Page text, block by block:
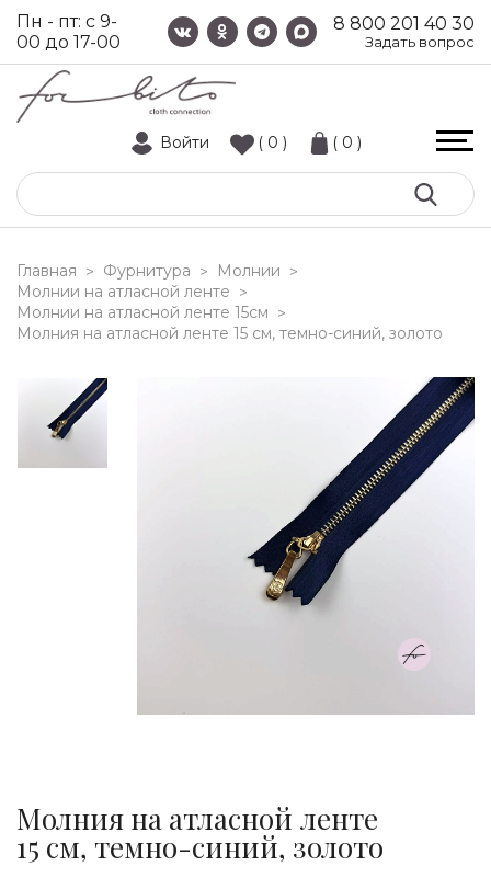
8 800 201 40 30
Задать вопрос
Пн - пт: с 9-
00 до 17-00
Войти ( 0 ) ( 0 )
Главная > Фурнитура > Молнии >
Молнии на атласной ленте >
Молнии на атласной ленте 15см >
молния на атласной ленте 15 см, темно-синий, золото
Молния на атласной ленте
15 см, темно-синий, золото